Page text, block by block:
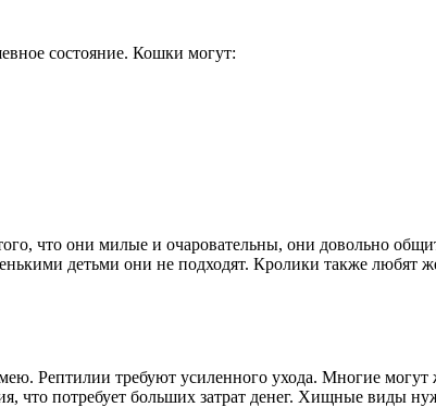
состояние. Кошки могут:
что они милые и очаровательны, они довольно
детьми они не подходят. Кролики также любят
Рептилии требуют усиленного ухода. Многие
что потребует больших затрат денег. Хищные виды